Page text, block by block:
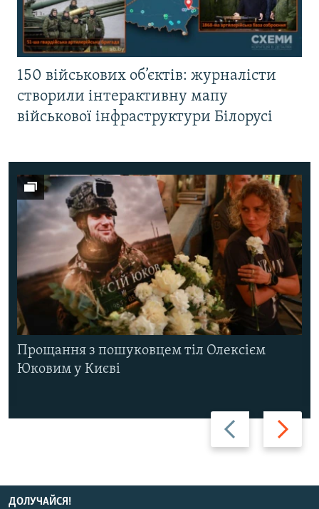
150 військових об’єктів: журналісти
створили інтерактивну мапу
військової інфраструктури Білорусі
Назад Вперед
Прощання з пошуковцем тіл Олексієм
Юковим у Києві
ДОЛУЧАЙСЯ!